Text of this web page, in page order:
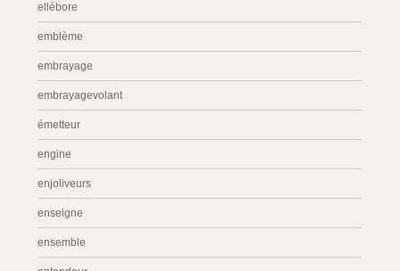
ellébore
emblème
embrayage
embrayagevolant
émetteur
engine
enjoliveurs
enseigne
ensemble